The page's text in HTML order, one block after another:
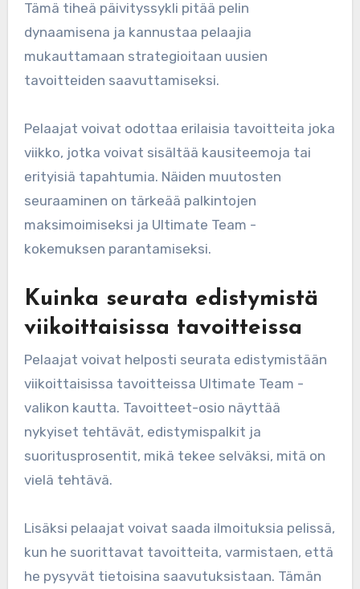
Tämä tiheä päivityssykli pitää pelin
dynaamisena ja kannustaa pelaajia
mukauttamaan strategioitaan uusien
tavoitteiden saavuttamiseksi.
Pelaajat voivat odottaa erilaisia tavoitteita joka
viikko, jotka voivat sisältää kausiteemoja tai
erityisiä tapahtumia. Näiden muutosten
seuraaminen on tärkeää palkintojen
maksimoimiseksi ja Ultimate Team -
kokemuksen parantamiseksi.
Kuinka seurata edistymistä
viikoittaisissa tavoitteissa
Pelaajat voivat helposti seurata edistymistään
viikoittaisissa tavoitteissa Ultimate Team -
valikon kautta. Tavoitteet-osio näyttää
nykyiset tehtävät, edistymispalkit ja
suoritusprosentit, mikä tekee selväksi, mitä on
vielä tehtävä.
Lisäksi pelaajat voivat saada ilmoituksia pelissä,
kun he suorittavat tavoitteita, varmistaen, että
he pysyvät tietoisina saavutuksistaan. Tämän